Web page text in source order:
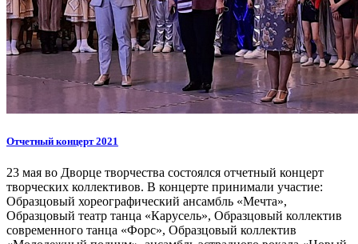
Отчетный концерт 2021
23 мая во Дворце творчества состоялся отчетный концерт
творческих коллективов. В концерте принимали участие:
Образцовый хореографический ансамбль «Мечта»,
Образцовый театр танца «Карусель», Образцовый коллектив
современного танца «Форс», Образцовый коллектив